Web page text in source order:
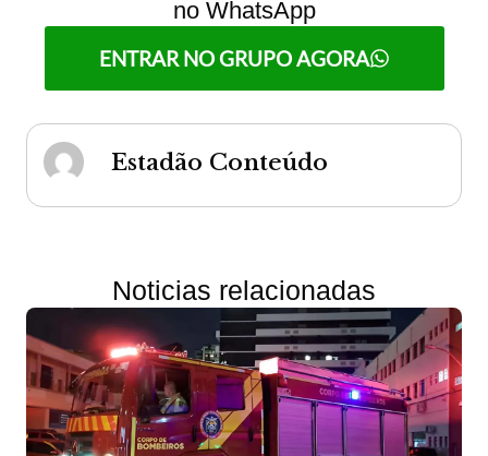
no WhatsApp
ENTRAR NO GRUPO AGORA
Estadão Conteúdo
Noticias relacionadas